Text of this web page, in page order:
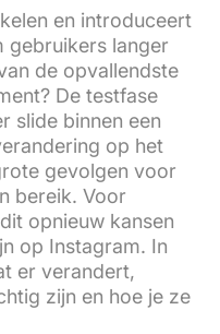
en introduceert
gebruikers langer
de opvallendste
De testfase
slide binnen een
op het
gevolgen voor
bereik. Voor
opnieuw kansen
op Instagram. In
er verandert,
zijn en hoe je ze